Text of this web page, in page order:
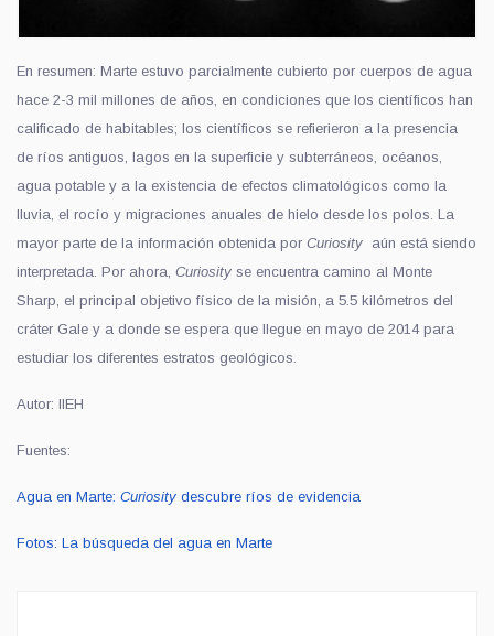
En resumen: Marte estuvo parcialmente cubierto por cuerpos de agua
hace 2-3 mil millones de años, en condiciones que los científicos han
calificado de habitables; los científicos se refierieron a la presencia
de ríos antiguos, lagos en la superficie y subterráneos, océanos,
agua potable y a la existencia de efectos climatológicos como la
lluvia, el rocío y migraciones anuales de hielo desde los polos. La
mayor parte de la información obtenida por Curiosity aún está siendo
interpretada. Por ahora, Curiosity se encuentra camino al Monte
Sharp, el principal objetivo físico de la misión, a 5.5 kilómetros del
cráter Gale y a donde se espera que llegue en mayo de 2014 para
estudiar los diferentes estratos geológicos.
Autor: IIEH
Fuentes:
Agua en Marte: Curiosity descubre ríos de evidencia
Fotos: La búsqueda del agua en Marte